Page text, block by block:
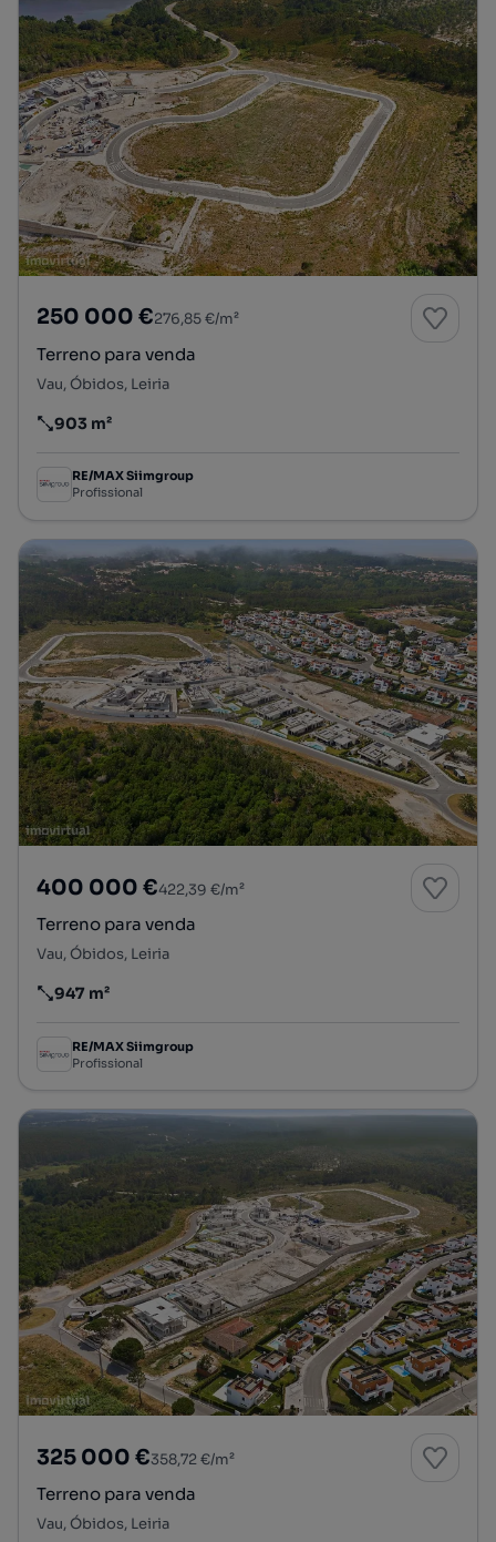
250 000 €276,85 €/m²
Terreno para venda
Vau, Óbidos, Leiria
Preço por metro quadrado
903 m²
RE/MAX Siimgroup
Profissional
400 000 €422,39 €/m²
Terreno para venda
Vau, Óbidos, Leiria
Preço por metro quadrado
947 m²
RE/MAX Siimgroup
Profissional
325 000 €358,72 €/m²
Terreno para venda
Vau, Óbidos, Leiria